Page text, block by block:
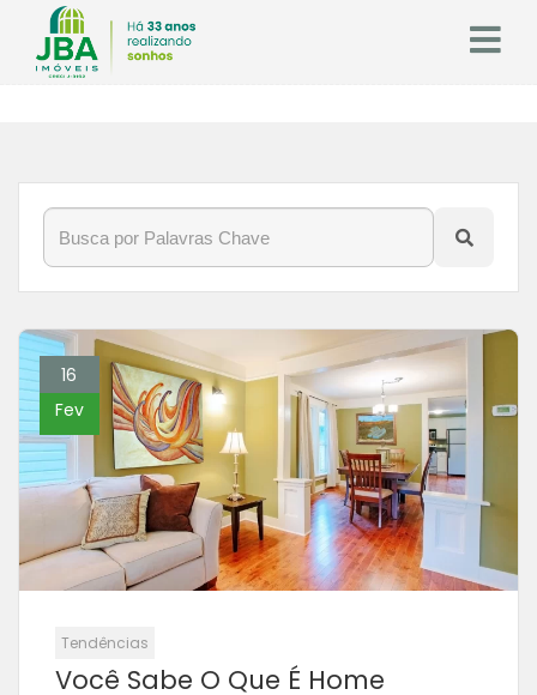
16
Fev
Tendências
Você Sabe O Que É Home